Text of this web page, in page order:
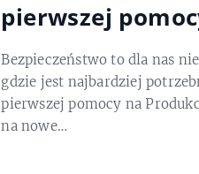
pierwszej
Bezpieczeństwo to dla nas
gdzie jest najbardziej
pierwszej pomocy na
na nowe…